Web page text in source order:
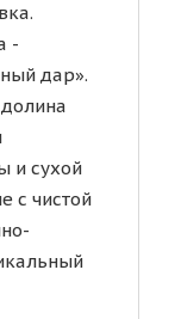
-
дар».
и сухой
с чистой